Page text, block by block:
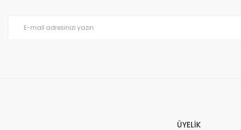
ÜYELİK